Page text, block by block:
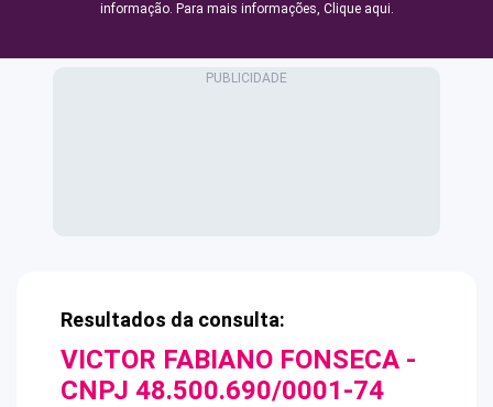
informação. Para mais informações, Clique aqui.
Resultados da consulta:
VICTOR FABIANO FONSECA -
CNPJ 48.500.690/0001-74